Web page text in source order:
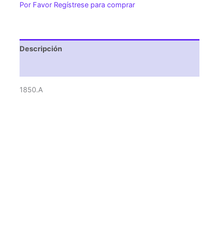
Por Favor Regístrese para comprar
Descripción
1850.A